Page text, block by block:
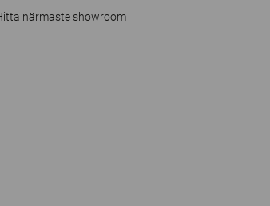
närmaste showroom